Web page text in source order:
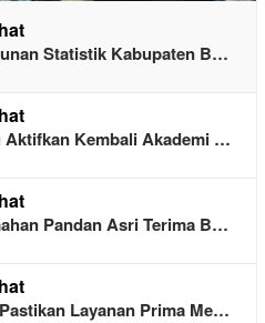
Statistik Kabupaten B…
Aktifkan Kembali Akademi …
Pandan Asri Terima B…
Layanan Prima Me…